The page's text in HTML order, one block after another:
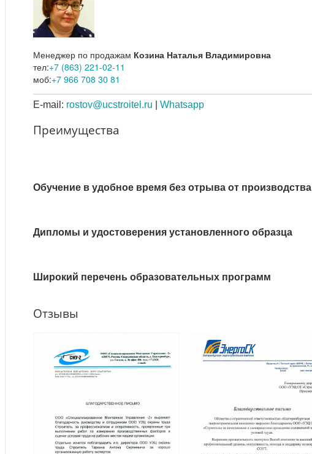
Менеджер по продажам Козина Наталья Владимировна
тел:+7 (863) 221-02-11
моб:+7 966 708 30 81
E-mail: rostov@ucstroitel.ru Whatsapp
Преимущества
Обучение в удобное время без отрыва от производства
Дипломы и удостоверения установленного образца
Широкий перечень образовательных программ
Отзывы